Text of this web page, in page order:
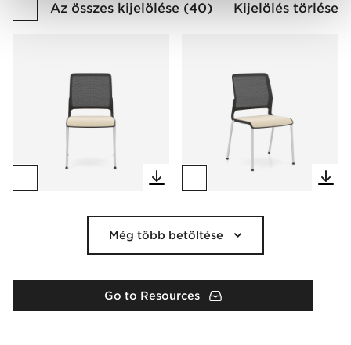
Az összes kijelölése (40) Kijelölés törlése
Még több betöltése
Go to Resources